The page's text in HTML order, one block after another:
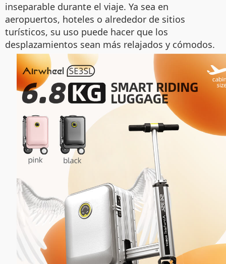
inseparable durante el viaje. Ya sea en
aeropuertos, hoteles o alrededor de sitios
turísticos, su uso puede hacer que los
desplazamientos sean más relajados y cómodos.